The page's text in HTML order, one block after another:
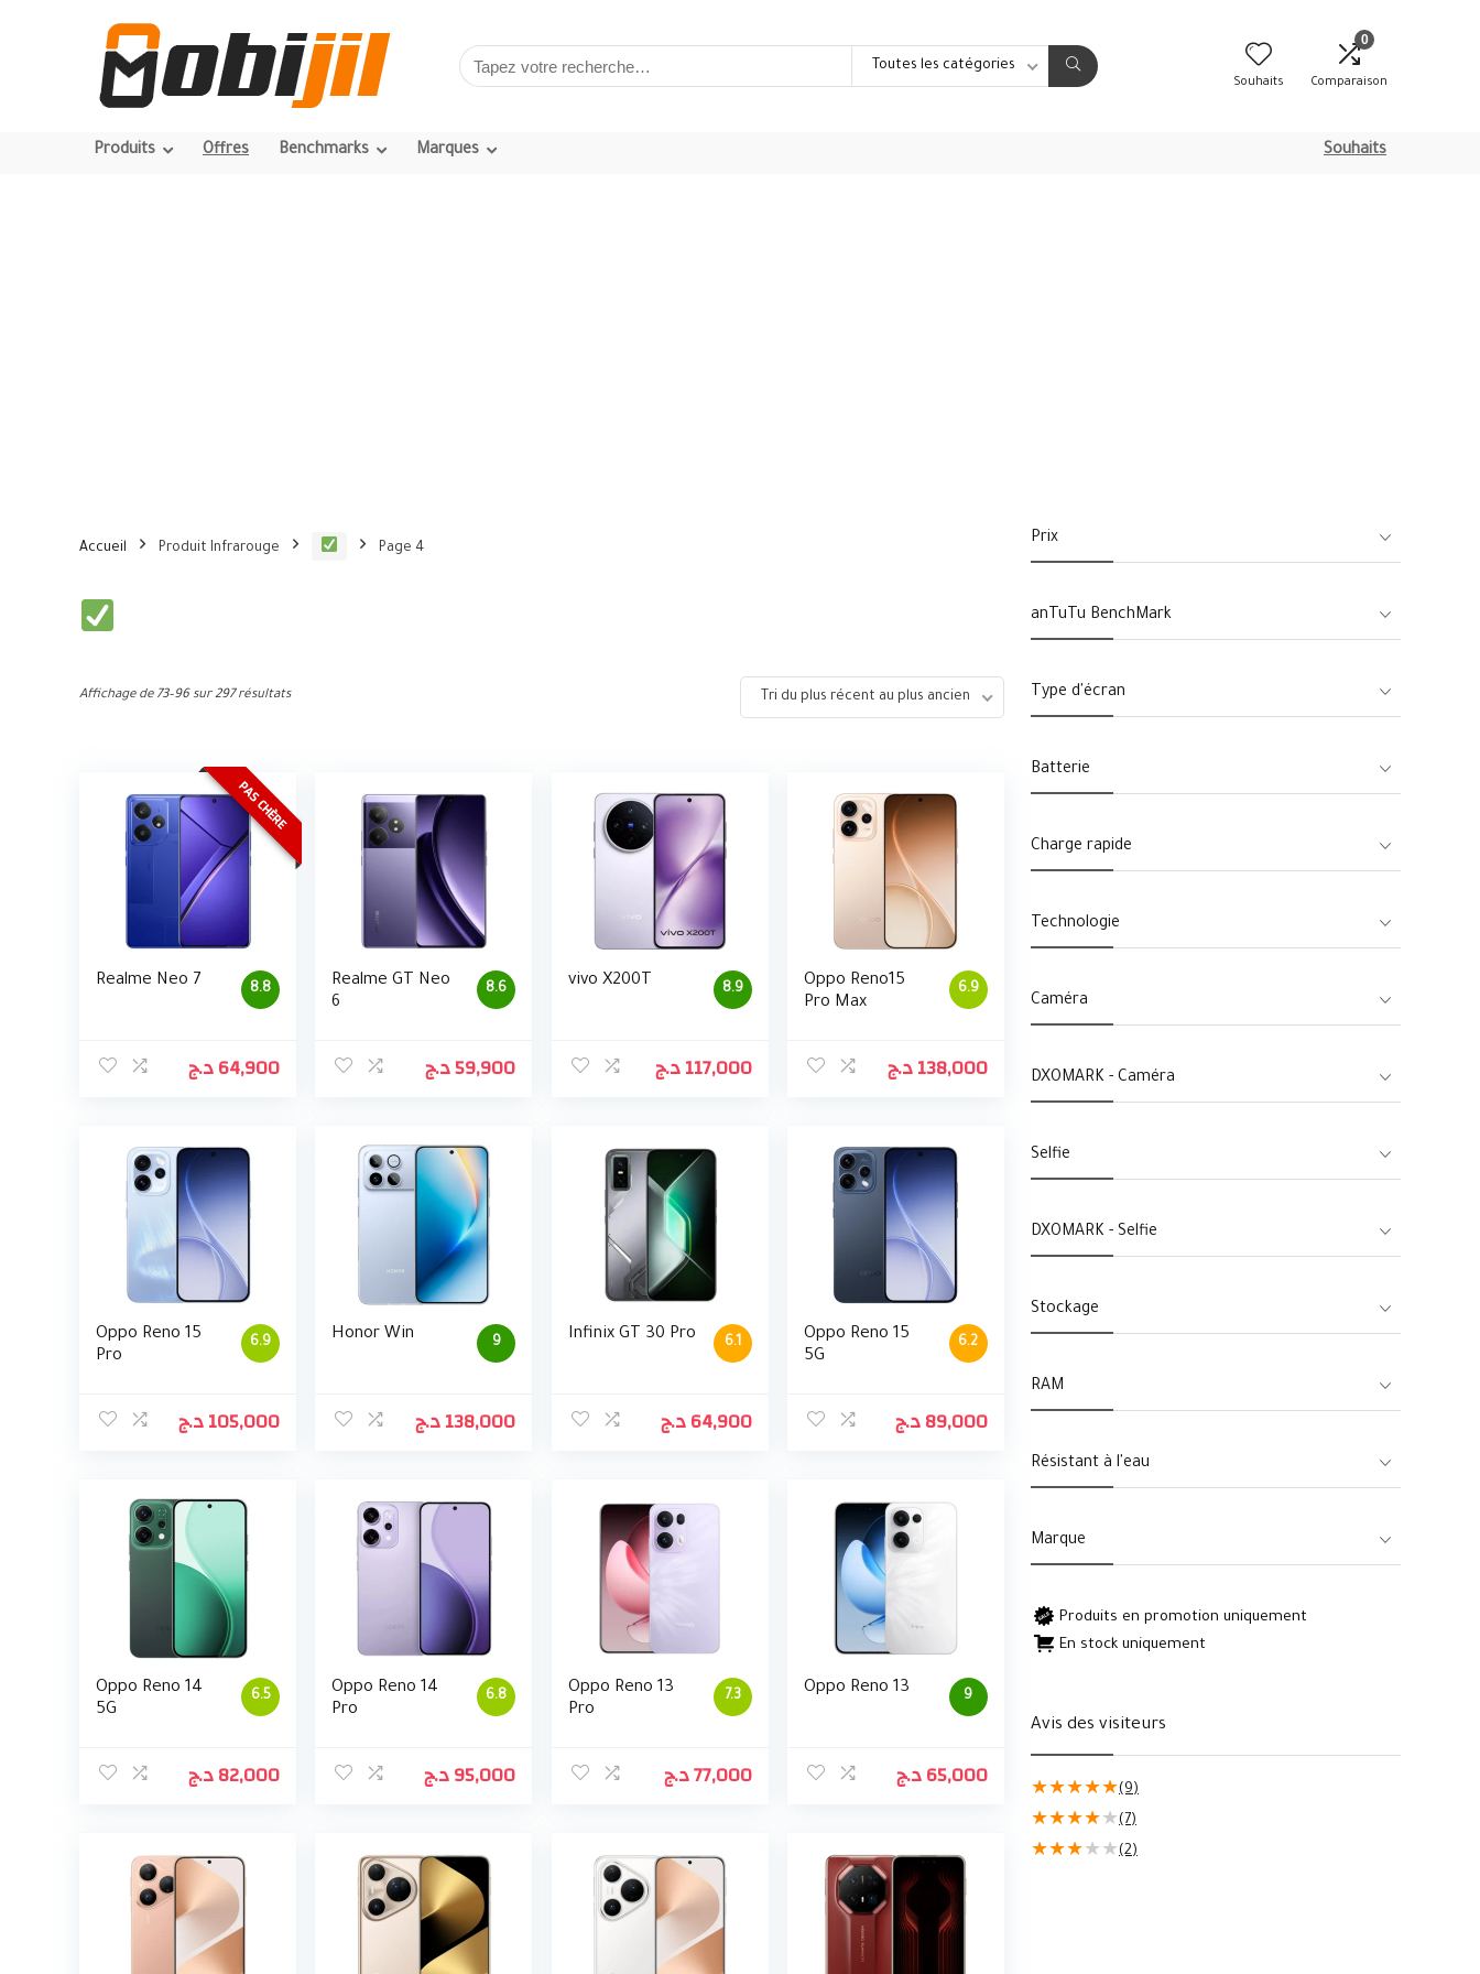
Toutes les catégories
Souhaits
0
Comparaison
Produits Offres Benchmarks Marques Souhaits
Accueil Produit Infrarouge Page 4
Affichage de 73–96 sur 297 résultats Tri du plus récent au plus ancien
PAS CHÈRE
8.8
Realme Neo 7
64,900د.ج
8.6
Realme GT Neo
6
59,900د.ج
8.9
vivo X200T
117,000د.ج
6.9
Oppo Reno15
Pro Max
138,000د.ج
6.9
Oppo Reno 15
Pro
105,000د.ج
9
Honor Win
138,000د.ج
6.1
Infinix GT 30 Pro
64,900د.ج
6.2
Oppo Reno 15
5G
89,000د.ج
6.5
Oppo Reno 14
5G
82,000د.ج
6.8
Oppo Reno 14
Pro
95,000د.ج
7.3
Oppo Reno 13
Pro
77,000د.ج
9
Oppo Reno 13
65,000د.ج
Prix
anTuTu BenchMark
Type d'écran
Batterie
Charge rapide
Technologie
Caméra
DXOMARK - Caméra
Selfie
DXOMARK - Selfie
Stockage
RAM
Résistant à l'eau
Marque
Produits en promotion uniquement
En stock uniquement
Avis des visiteurs
★★★★★(9)
★★★★★ (7)
★★★★ ★ (2)